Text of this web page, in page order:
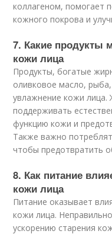
коллагеном, помогает
кожного покрова и
7. Какие продукты
кожи лица
Продукты, богатые
оливковое масло,
увлажнение кожи
поддерживать
функцию кожи и
Также важно
чтобы предотвратить
8. Как питание
кожи лица
Питание оказывает
кожи лица.
ускорению старения